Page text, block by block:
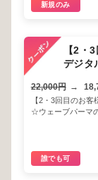
新規のみ
【2・
デジタ
22,000円 →
【2・3回目のお
☆ウェーブパーマ
誰でも可